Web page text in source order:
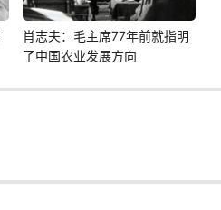
肖志夫：毛主席77年前就指明
了中国农业发展方向